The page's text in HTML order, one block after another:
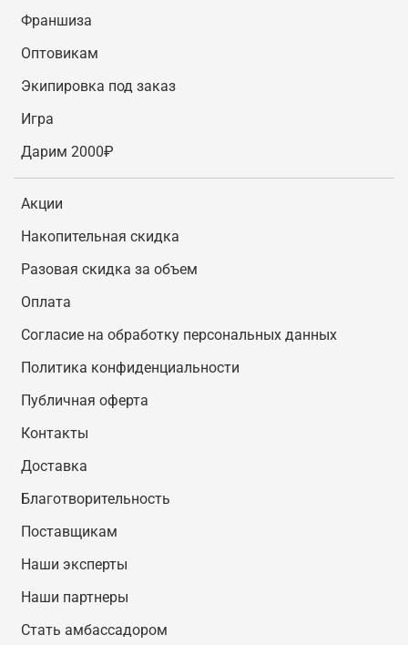
Франшиза
Оптовикам
Экипировка под заказ
Игра
Дарим 2000₽
Акции
Накопительная скидка
Разовая скидка за объем
Оплата
Согласие на обработку персональных данных
Политика конфиденциальности
Публичная оферта
Контакты
Доставка
Благотворительность
Поставщикам
Наши эксперты
Наши партнеры
Стать амбассадором